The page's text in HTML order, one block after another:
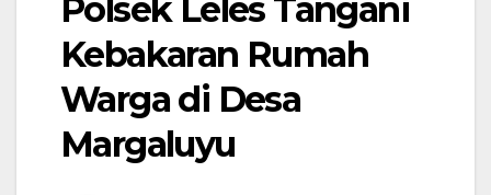
Polsek Leles Tangani
Kebakaran Rumah
Warga di Desa
Margaluyu